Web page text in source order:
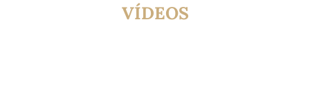
VÍDEOS